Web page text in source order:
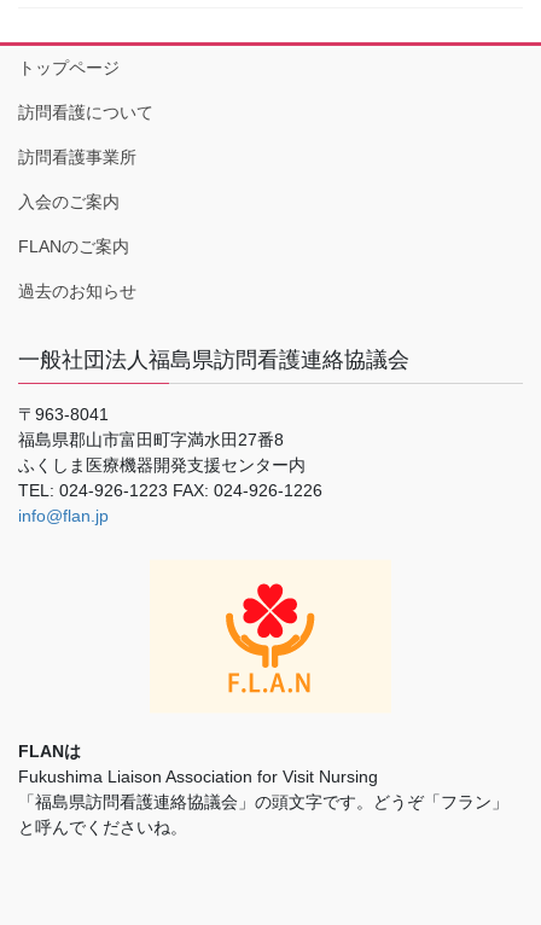
トップページ
訪問看護について
訪問看護事業所
入会のご案内
FLANのご案内
過去のお知らせ
一般社団法人福島県訪問看護連絡協議会
〒963-8041
福島県郡山市富田町字満水田27番8
ふくしま医療機器開発支援センター内
TEL: 024-926-1223 FAX: 024-926-1226
info@flan.jp
FLANは
Fukushima Liaison Association for Visit Nursing
「福島県訪問看護連絡協議会」の頭文字です。どうぞ「フラン」
と呼んでくださいね。